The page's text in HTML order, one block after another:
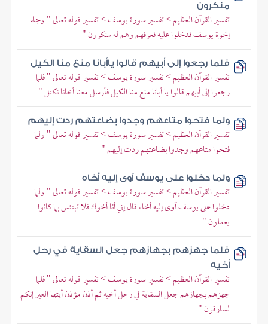
منكرون
تفسير القرآن العظيم > تفسير سورة يوسف > تفسير قوله تعالى " وجاء
إخوة يوسف فدخلوا عليه فعرفهم وهم له منكرون "
فلما رجعوا إلى أبيهم قالوا ياأبانا منع منا الكيل
تفسير القرآن العظيم > تفسير سورة يوسف > تفسير قوله تعالى " فلما
رجعوا إلى أبيهم قالوا يا أبانا منع منا الكيل فأرسل معنا أخانا نكتل "
ولما فتحوا متاعهم وجدوا بضاعتهم ردت إليهم
تفسير القرآن العظيم > تفسير سورة يوسف > تفسير قوله تعالى " ولما
فتحوا متاعهم وجدوا بضاعتهم ردت إليهم "
ولما دخلوا على يوسف آوى إليه أخاه
تفسير القرآن العظيم > تفسير سورة يوسف > تفسير قوله تعالى " ولما
دخلوا على يوسف آوى إليه أخاه قال إني أنا أخوك فلا تبتئس بما كانوا
يعملون "
فلما جهزهم بجهازهم جعل السقاية في رحل
أخيه
تفسير القرآن العظيم > تفسير سورة يوسف > تفسير قوله تعالى " فلما
جهزهم بجهازهم جعل السقاية في رحل أخيه ثم أذن مؤذن أيتها العير إنكم
لسارقون "